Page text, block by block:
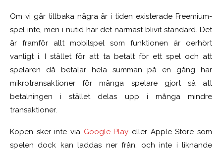
Om vi går tillbaka några år i tiden existerade Freemium-
spel inte, men i nutid har det närmast blivit standard. Det
är framför allt mobilspel som funktionen är oerhört
vanligt i. I stället för att ta betalt för ett spel och att
spelaren då betalar hela summan på en gång har
mikrotransaktioner för många spelare gjort så att
betalningen i stället delas upp i många mindre
transaktioner.
Köpen sker inte via Google Play eller Apple Store som
spelen dock kan laddas ner från, och inte i liknande